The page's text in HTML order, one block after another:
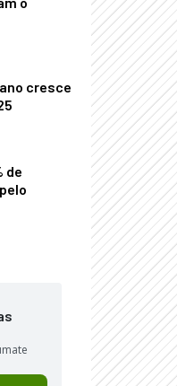
cresce
de